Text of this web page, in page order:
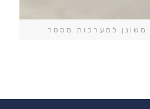
משונן למערכות מסטר